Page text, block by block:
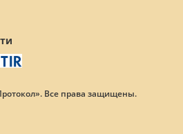
Все права защищены.